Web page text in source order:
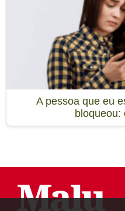
A pessoa que eu
bloqueou: